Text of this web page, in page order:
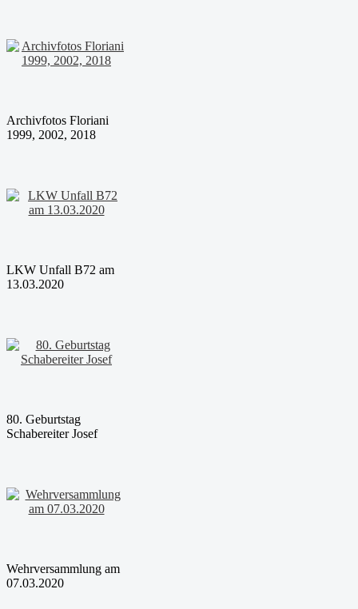
Archivfotos Floriani
1999, 2002, 2018
LKW Unfall B72 am
13.03.2020
80. Geburtstag
Schabereiter Josef
Wehrversammlung am
07.03.2020